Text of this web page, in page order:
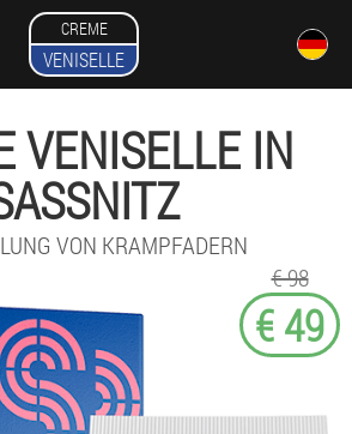
CREME
VENISELLE
VENISELLE IN
VON KRAMPFADERN
€ 98
€ 49